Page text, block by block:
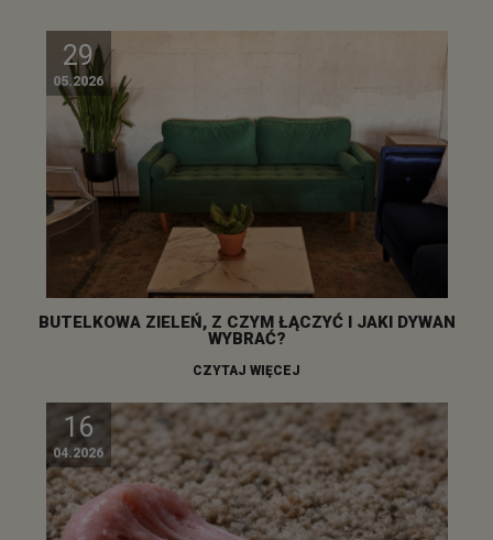
29
05.2026
BUTELKOWA ZIELEŃ, Z CZYM ŁĄCZYĆ I JAKI DYWAN
WYBRAĆ?
CZYTAJ WIĘCEJ
16
04.2026